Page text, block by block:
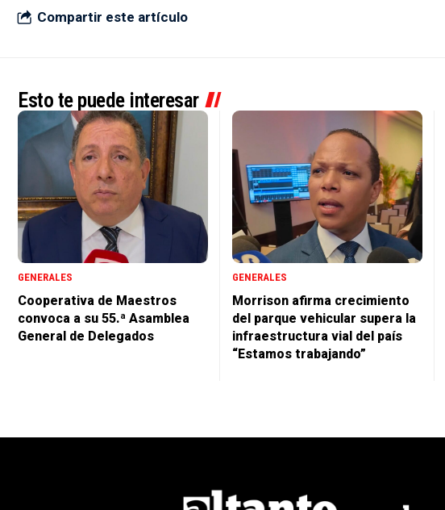
Compartir este artículo
Esto te puede interesar
GENERALES
Cooperativa de Maestros
convoca a su 55.ª Asamblea
General de Delegados
GENERALES
Morrison afirma crecimiento
del parque vehicular supera la
infraestructura vial del país
“Estamos trabajando”